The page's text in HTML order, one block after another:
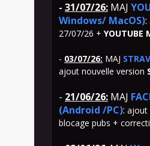
- 31/07/26: MAJ
Windows/ MacOS):
27/07/26 + YOUTUBE
- 03/07/26: MAJ
ajout nouvelle version
- 21/06/26: MAJ
(Android /PC): ajout
blocage pubs +